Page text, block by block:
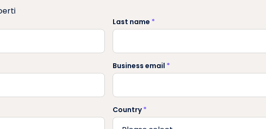
Last name *
Business email *
Country*